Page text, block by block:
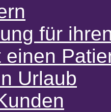
für
einen
Urlaub